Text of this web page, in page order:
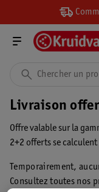
Livraison
Offre valable sur la
2+2 offerts se calculent
comme -25 %. Le prix
profiter de telles
Temporairement,
Consultez toutes nos